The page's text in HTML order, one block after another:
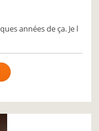
années de ça. Je l